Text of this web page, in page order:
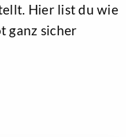
Hier list du wie
ganz sicher